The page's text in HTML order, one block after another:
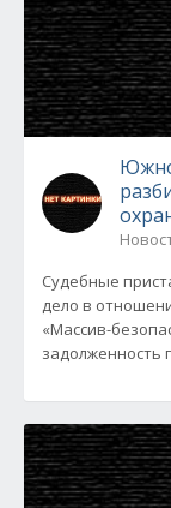
Судебные
дело в
«Массив-
задолженность